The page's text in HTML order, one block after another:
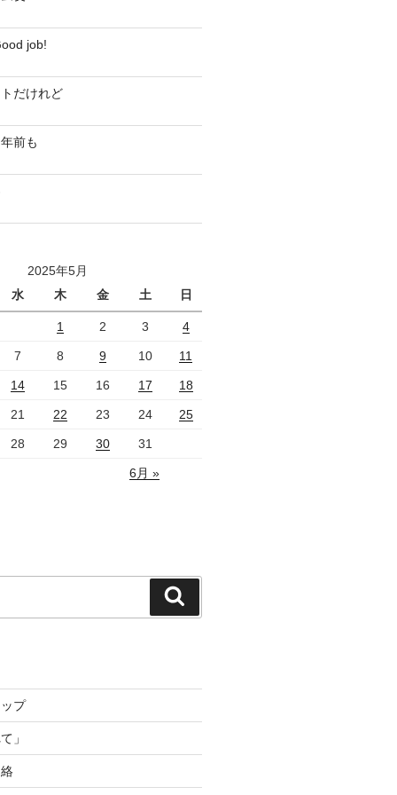
job!
だけれど
前も
2025年5月
水
木 金 土 日
1 2 3 4
7 8 9 10 11
14 15 16 17 18
21 22 23 24 25
28 29 30 31
6月 »
索
プ
」